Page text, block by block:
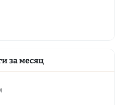
за месяц